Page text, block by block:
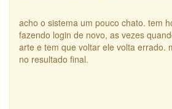
acho o sistema um pouco chato. tem
fazendo login de novo, as vezes
arte e tem que voltar ele volta errado.
no resultado final.